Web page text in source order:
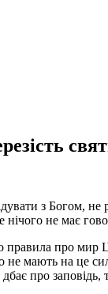
з Богом,
нічого не має
правила про мир
мають на це
про